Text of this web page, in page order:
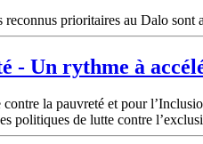
prioritaires au Dalo sont
- Un rythme à
la pauvreté et pour
politiques de lutte contre